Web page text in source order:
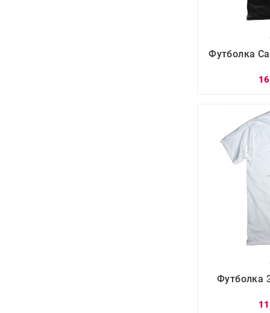
Футболка
Футболка